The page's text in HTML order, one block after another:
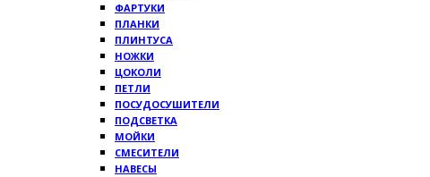
ФАРТУКИ
ПЛАНКИ
ПЛИНТУСА
НОЖКИ
ЦОКОЛИ
ПЕТЛИ
ПОСУДОСУШИТЕЛИ
ПОДСВЕТКА
МОЙКИ
СМЕСИТЕЛИ
НАВЕСЫ